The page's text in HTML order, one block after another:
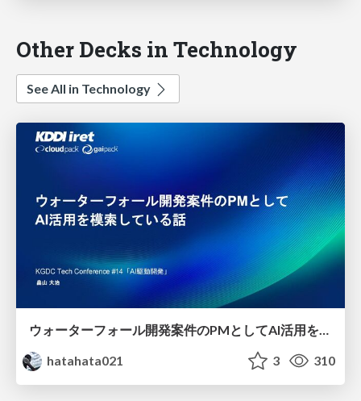
Other Decks in Technology
See All in Technology
hatahata021
3 310